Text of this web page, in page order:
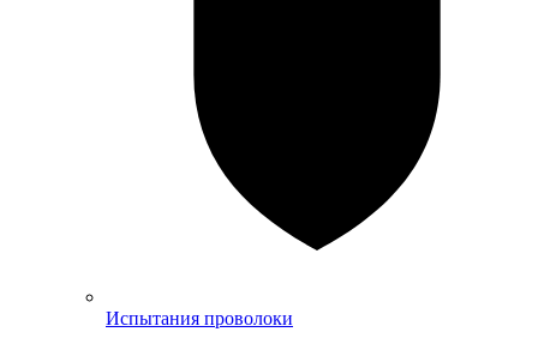
Испытания проволоки